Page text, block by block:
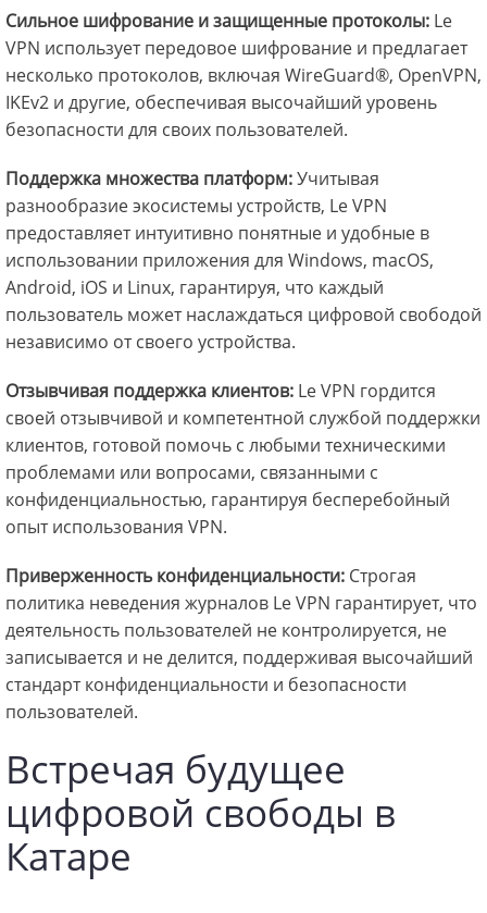
Сильное шифрование и защищенные протоколы: Le
VPN использует передовое шифрование и предлагает
несколько протоколов, включая WireGuard®, OpenVPN,
IKEv2 и другие, обеспечивая высочайший уровень
безопасности для своих пользователей.
Поддержка множества платформ:Учитывая
разнообразие экосистемы устройств, Le VPN
предоставляет интуитивно понятные и удобные в
использовании приложения для Windows, macOS,
Android, iOS и Linux, гарантируя, что каждый
пользователь может наслаждаться цифровой свободой
независимо от своего устройства.
Отзывчивая поддержка клиентов: Le VPN гордится
своей отзывчивой и компетентной службой поддержки
клиентов, готовой помочь с любыми техническими
проблемами или вопросами, связанными с
конфиденциальностью, гарантируя бесперебойный
опыт использования VPN.
Приверженность конфиденциальности: Строгая
политика неведения журналов Le VPN гарантирует, что
деятельность пользователей не контролируется, не
записывается и не делится, поддерживая высочайший
стандарт конфиденциальности и безопасности
пользователей.
Встречая будущее
цифровой свободы в
Катаре